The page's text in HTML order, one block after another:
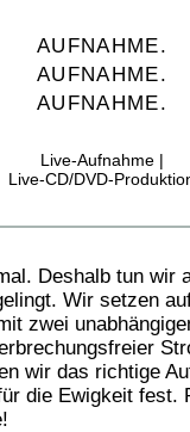
AUFNAHME.
AUFNAHME.
AUFNAHME.
Live-Aufnahme |
Live-CD/DVD-
Deshalb tun wir
Wir setzen
zwei
wir das richtige
die Ewigkeit fest.